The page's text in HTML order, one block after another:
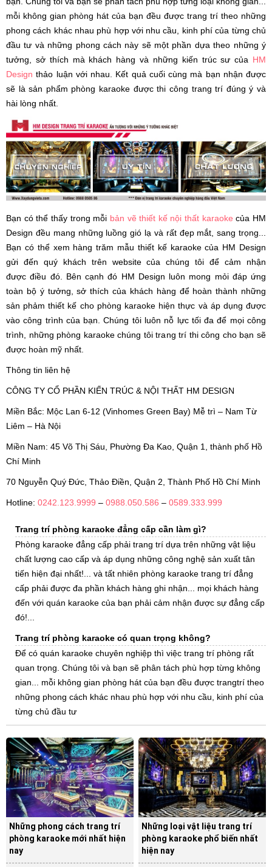
mỗi không gian phòng hát của bạn đều được trang trí theo những
phong cách khác nhau phù hợp với nhu cầu, kinh phí của từng chủ
đầu tư và những phong cách này sẽ một phần dựa theo những ý
tưởng, sở thích mà khách hàng và những kiến trúc sư của HM
Design thảo luận với nhau. Kết quả cuối cùng mà bạn nhận được
sẽ là sản phẩm phòng karaoke được thi công trang trí đúng ý và
hài lòng nhất.
Bạn có thể thấy trong mỗi bản vẽ thiết kế nội thất karaoke của HM
Design đều mang những luồng gió lạ và rất đẹp mắt, sang trọng...
Bạn có thể xem hàng trăm mẫu thiết kế karaoke của HM Design
gửi đến quý khách trên website của chúng tôi để cảm nhận
được điều đó. Bên cạnh đó HM Design luôn mong mỏi đáp ứng
toàn bộ ý tưởng, sở thích của khách hàng để hoàn thành những
sản phảm thiết kế cho phòng karaoke hiện thực và áp dụng được
vào công trình của bạn. Chúng tôi luôn nỗ lực tối đa để mọi công
trình, những phòng karaoke chúng tôi trang trí thi công cho bạn sẽ
được hoàn mỹ nhất.
Thông tin liên hệ
CÔNG TY CỔ PHẦN KIẾN TRÚC & NỘI THẤT HM DESIGN
Miền Bắc: Mộc Lan 6-12 (Vinhomes Green Bay) Mễ trì – Nam Từ
Liêm – Hà Nội
Miền Nam: 45 Võ Thị Sáu, Phường Đa Kao, Quận 1, thành phố Hồ
Chí Minh
70 Nguyễn Quý Đức, Thảo Điền, Quận 2, Thành Phố Hồ Chí Minh
Hotline: 0242.123.9999 – 0988.050.586 – 0589.333.999
Trang trí phòng karaoke đẳng cấp cần làm gì?
Phòng karaoke đẳng cấp phải trang trí dựa trên những vật liệu
chất lượng cao cấp và áp dụng những công nghệ sản xuất tân
tiến hiện đại nhất!... và tất nhiên phòng karaoke trang trí đẳng
cấp phải được đa phần khách hàng ghi nhận... mọi khách hàng
đến với quán karaoke của bạn phải cảm nhận được sự đẳng cấp
đó!...
Trang trí phòng karaoke có quan trọng không?
Để có quán karaoke chuyên nghiệp thì việc trang trí phòng rất
quan trọng. Chúng tôi và bạn sẽ phân tách phù hợp từng không
gian... mỗi không gian phòng hát của bạn đều được trangtrí theo
những phong cách khác nhau phù hợp với nhu cầu, kinh phí của
từng chủ đầu tư
Những phong cách trang trí
phòng karaoke mới nhất hiện
nay
Những loại vật liệu trang trí
phòng karaoke phổ biến nhất
hiện nay